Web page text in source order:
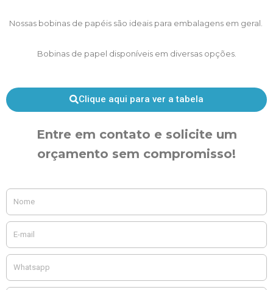
Nossas bobinas de papéis são ideais para embalagens em geral.
Bobinas de papel disponíveis em diversas opções.
Clique aqui para ver a tabela
Entre em contato e solicite um
orçamento sem compromisso!